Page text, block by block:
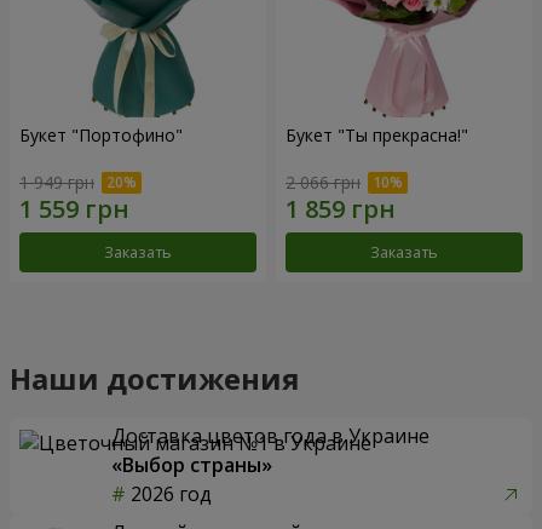
Букет "Портофино"
1 949 грн
Заказать
Букет "Ты прекрасна!"
2 066 грн
Заказать
Наши достижения
Доставка цветов года в Украине
«Выбор страны»
2026 год